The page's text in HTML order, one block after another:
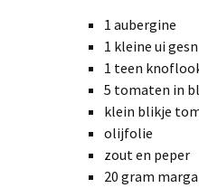
1 aubergine
1 kleine ui
1 teen
5 tomaten in
klein blikje
olijfolie
zout en peper
20 gram